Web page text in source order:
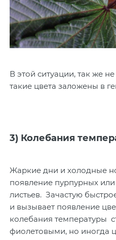
В этой ситуации, так же
такие цвета заложены в
3) Колебания
Жаркие дни и холодные
появление пурпурных
листьев. Зачастую
и вызывает появление
колебания температуры
фиолетовыми, но иногда